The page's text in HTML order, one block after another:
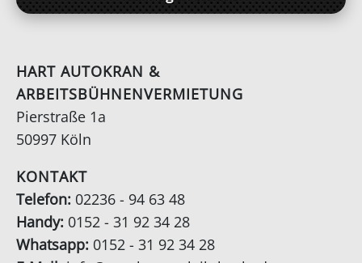
HART AUTOKRAN &
ARBEITSBÜHNENVERMIETUNG
Pierstraße 1a
50997 Köln
KONTAKT
Telefon: 02236 - 94 63 48
Handy: 0152 - 31 92 34 28
Whatsapp: 0152 - 31 92 34 28